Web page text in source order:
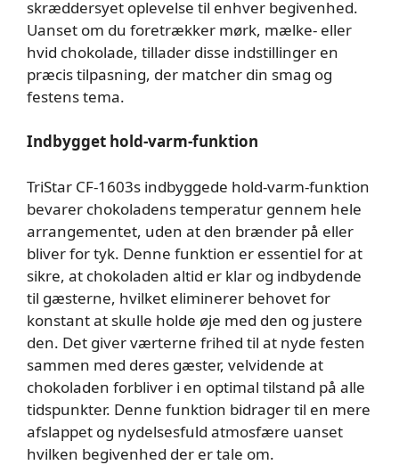
skræddersyet oplevelse til enhver begivenhed.
Uanset om du foretrækker mørk, mælke- eller
hvid chokolade, tillader disse indstillinger en
præcis tilpasning, der matcher din smag og
festens tema.
Indbygget hold-varm-funktion
TriStar CF-1603s indbyggede hold-varm-funktion
bevarer chokoladens temperatur gennem hele
arrangementet, uden at den brænder på eller
bliver for tyk. Denne funktion er essentiel for at
sikre, at chokoladen altid er klar og indbydende
til gæsterne, hvilket eliminerer behovet for
konstant at skulle holde øje med den og justere
den. Det giver værterne frihed til at nyde festen
sammen med deres gæster, velvidende at
chokoladen forbliver i en optimal tilstand på alle
tidspunkter. Denne funktion bidrager til en mere
afslappet og nydelsesfuld atmosfære uanset
hvilken begivenhed der er tale om.